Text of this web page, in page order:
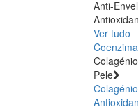
Anti-
Ver tudo
Pele
Colagénio